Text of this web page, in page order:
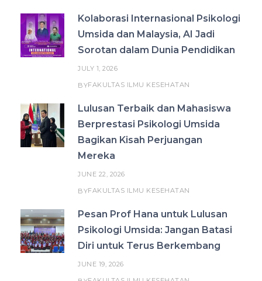
Kolaborasi Internasional Psikologi
Umsida dan Malaysia, AI Jadi
Sorotan dalam Dunia Pendidikan
JULY 1, 2026
BYFAKULTAS ILMU KESEHATAN
Lulusan Terbaik dan Mahasiswa
Berprestasi Psikologi Umsida
Bagikan Kisah Perjuangan
Mereka
JUNE 22, 2026
BYFAKULTAS ILMU KESEHATAN
Pesan Prof Hana untuk Lulusan
Psikologi Umsida: Jangan Batasi
Diri untuk Terus Berkembang
JUNE 19, 2026